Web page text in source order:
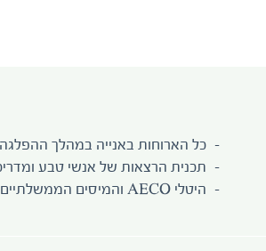
כל הארוחות באנייה במהלך
תכנית הרצאות של אנשי טבע
היטלי AECO והמיסים הממשלתיים.